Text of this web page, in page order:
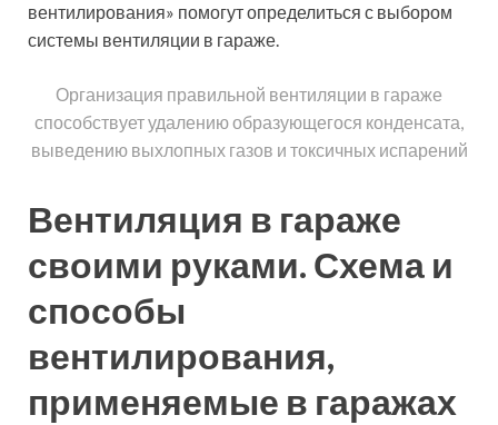
вентилирования» помогут определиться с выбором
системы вентиляции в гараже.
Организация правильной вентиляции в гараже
способствует удалению образующегося конденсата,
выведению выхлопных газов и токсичных испарений
Вентиляция в гараже
своими руками. Схема и
способы
вентилирования,
применяемые в гаражах